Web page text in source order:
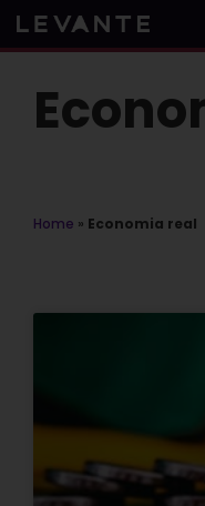
Skip
to
Home » Economia real